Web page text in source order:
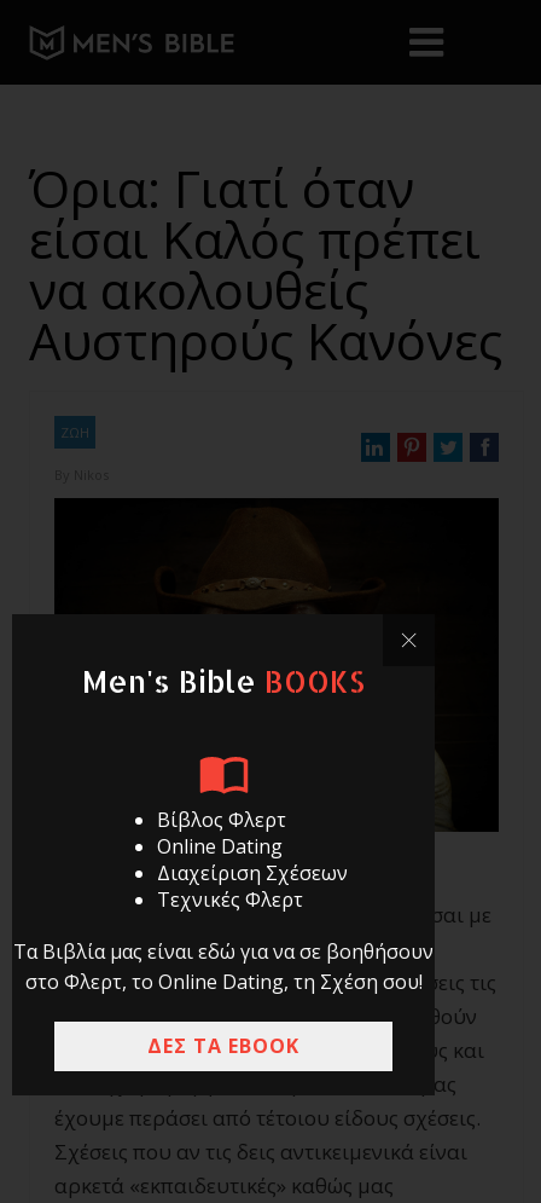
Όρια: Γιατί όταν
είσαι Καλός πρέπει
να ακολουθείς
Αυστηρούς Κανόνες
ΖΩΗ
Η θετική πλευρά του να συναναστρέφεσαι με
χειριστικούς ανθρώπους ,είναι πως οι
άνθρωποι αυτοί σε βοηθούν να εντοπίσεις τις
αδυναμίες σου. Και αυτό γιατί προσπαθούν
να τις εκμεταλλευτούν προς όφελος τους και
να σε χειραγωγήσουν. Λίγο-πολύ όλοι μας
έχουμε περάσει από τέτοιου είδους σχέσεις.
Σχέσεις που αν τις δεις αντικειμενικά είναι
αρκετά «εκπαιδευτικές» καθώς μας
Men's Bible BOOKS
Βίβλος Φλερτ
Online Dating
Διαχείριση Σχέσεων
Τεχνικές Φλερτ
Τα Βιβλία μας είναι εδώ για να σε βοηθήσουν
στο Φλερτ, το Online Dating, τη Σχέση σου!
ΔΕΣ ΤΑ EBOOK